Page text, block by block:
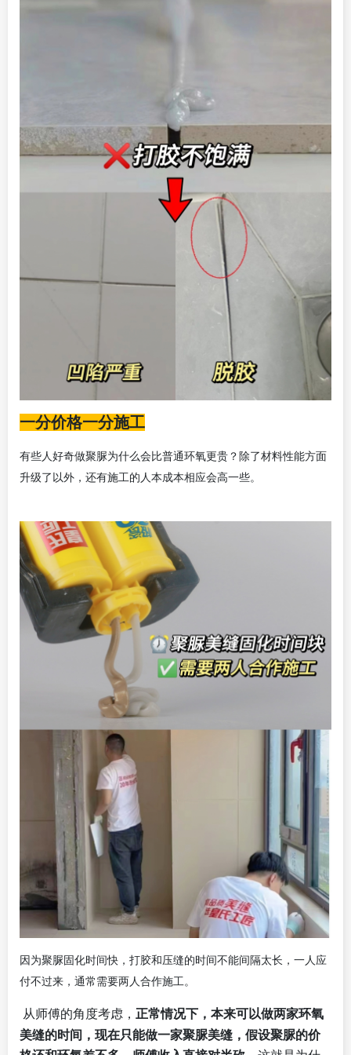
一分价格一分施工
有些人好奇做聚脲为什么会比普通环氧更贵？除了材料性能方面
升级了以外，还有施工的人本成本相应会高一些。
因为聚脲固化时间快，打胶和压缝的时间不能间隔太长，一人应
付不过来，通常需要两人合作施工。
从师傅的角度考虑， 正常情况下，本来可以做两家环氧
美缝的时间，现在只能做一家聚脲美缝，假设聚脲的价